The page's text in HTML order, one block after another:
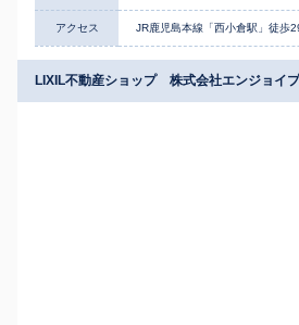
アクセス JR鹿児島本線「西小倉駅」徒歩
LIXIL不動産ショップ 株式会社エンジョイ